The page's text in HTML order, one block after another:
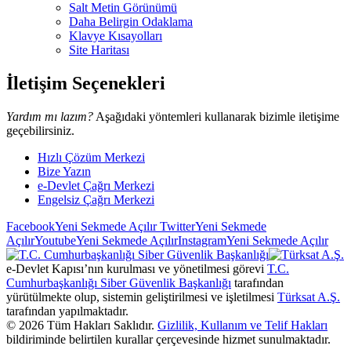
Salt Metin Görünümü
Daha Belirgin Odaklama
Klavye Kısayolları
Site Haritası
İletişim Seçenekleri
Yardım mı lazım? Aşağıdaki yöntemleri kullanarak bizimle iletişime
geçebilirsiniz.
Hızlı Çözüm Merkezi
Bize Yazın
e-Devlet Çağrı Merkezi
Engelsiz Çağrı Merkezi
FacebookYeni Sekmede AçılırTwitterYeni Sekmede
AçılırYoutubeYeni Sekmede AçılırInstagramYeni Sekmede Açılır
e-Devlet Kapısı’nın kurulması ve yönetilmesi görevi T.C.
Cumhurbaşkanlığı Siber Güvenlik Başkanlığı tarafından
yürütülmekte olup, sistemin geliştirilmesi ve işletilmesi Türksat A.Ş.
tarafından yapılmaktadır.
© 2026 Tüm Hakları Saklıdır. Gizlilik, Kullanım ve Telif Hakları
bildiriminde belirtilen kurallar çerçevesinde hizmet sunulmaktadır.